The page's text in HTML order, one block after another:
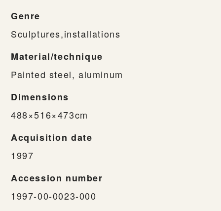
Genre
Sculptures,installations
Material/technique
Painted steel, aluminum
Dimensions
488×516×473cm
Acquisition date
1997
Accession number
1997-00-0023-000